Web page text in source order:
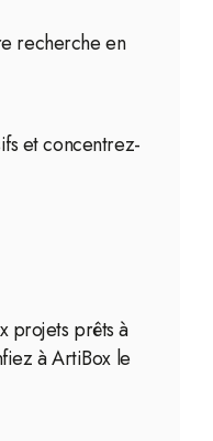
recherche en
et concentrez-
projets prêts à
à ArtiBox le